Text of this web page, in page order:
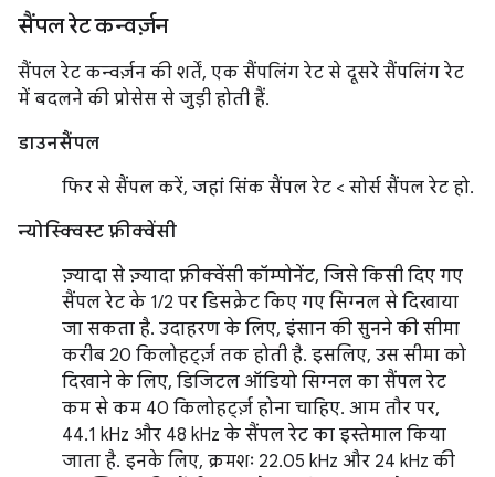
सैंपल रेट कन्वर्ज़न
सैंपल रेट कन्वर्ज़न की शर्तें, एक सैंपलिंग रेट से दूसरे सैंपलिंग रेट
में बदलने की प्रोसेस से जुड़ी होती हैं.
डाउनसैंपल
फिर से सैंपल करें, जहां सिंक सैंपल रेट < सोर्स सैंपल रेट हो.
न्योस्क्विस्ट फ़्रीक्वेंसी
ज़्यादा से ज़्यादा फ़्रीक्वेंसी कॉम्पोनेंट, जिसे किसी दिए गए
सैंपल रेट के 1/2 पर डिसक्रेट किए गए सिग्नल से दिखाया
जा सकता है. उदाहरण के लिए, इंसान की सुनने की सीमा
करीब 20 किलोहर्ट्ज़ तक होती है. इसलिए, उस सीमा को
दिखाने के लिए, डिजिटल ऑडियो सिग्नल का सैंपल रेट
कम से कम 40 किलोहर्ट्ज़ होना चाहिए. आम तौर पर,
44.1 kHz और 48 kHz के सैंपल रेट का इस्तेमाल किया
जाता है. इनके लिए, क्रमशः 22.05 kHz और 24 kHz की